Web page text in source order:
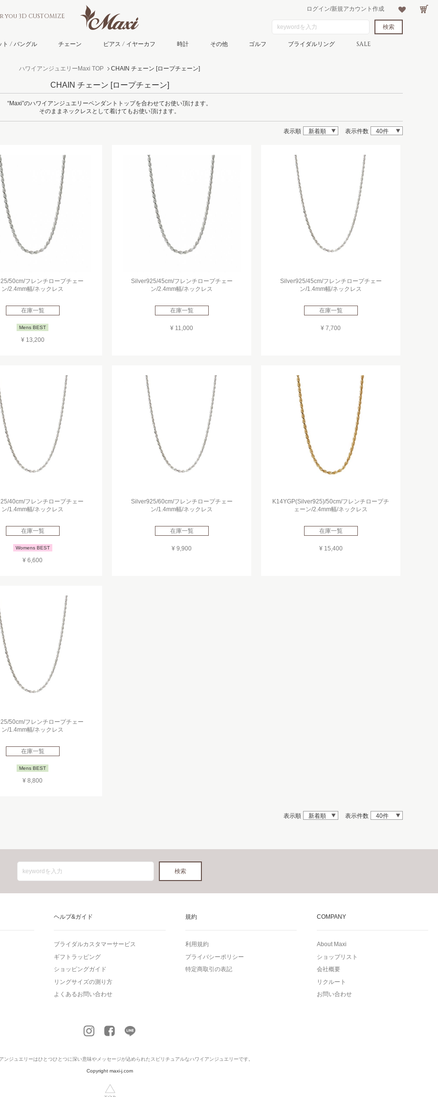
3D CUSTOMIZE
ト / バングル チェーン ピアス / イヤーカフ 時計 その他 ゴルフ ブライダルリング SALE
ハワイアンジュエリーMaxi TOP CHAIN チェーン [ロープチェーン]
CHAIN チェーン [ロープチェーン]
“Maxi”のハワイアンジュエリーペンダントトップを合わせてお使い頂けます。
そのままネックレスとして着けてもお使い頂けます。
表示順 新着順 表示件数 40件
50cm/フレンチロープチェー
ン/2.4mm幅/ネックレス
在庫一覧
Mens BEST
¥ 13,200
Silver925/45cm/フレンチロープチェー
ン/2.4mm幅/ネックレス
在庫一覧
¥ 11,000
Silver925/45cm/フレンチロープチェー
ン/1.4mm幅/ネックレス
在庫一覧
¥ 7,700
40cm/フレンチロープチェー
ン/1.4mm幅/ネックレス
在庫一覧
Womens BEST
¥ 6,600
Silver925/60cm/フレンチロープチェー
ン/1.4mm幅/ネックレス
在庫一覧
¥ 9,900
K14YGP(Silver925)/50cm/フレンチロープチ
ェーン/2.4mm幅/ネックレス
在庫一覧
¥ 15,400
50cm/フレンチロープチェー
ン/1.4mm幅/ネックレス
在庫一覧
Mens BEST
¥ 8,800
表示順 新着順 表示件数 40件
ヘルプ&ガイド
ブライダルカスタマーサービス
ギフトラッピング
ショッピングガイド
リングサイズの測り方
よくあるお問い合わせ
規約
利用規約
プライバシーポリシー
特定商取引の表記
COMPANY
About Maxi
ショップリスト
会社概要
リクルート
お問い合わせ
ンジュエリーはひとつひとつに深い意味やメッセージが込められたスピリチュアルなハワイアンジュエリーです。
Copyright maxi-j.com
ログイン/新規アカウント作成